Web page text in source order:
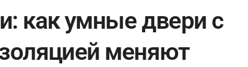
как умные двери с
меняют